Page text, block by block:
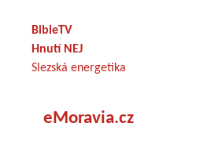
BibleTV
Hnutí NEJ
Slezská energetika
eMoravia.cz